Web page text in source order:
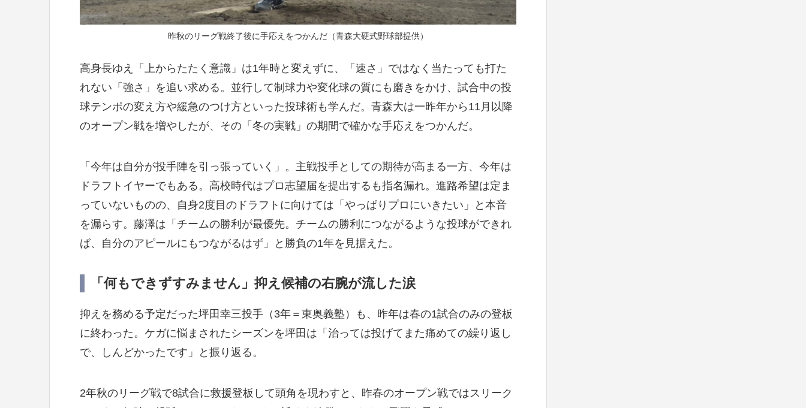
昨秋のリーグ戦終了後に手応えをつかんだ（青森大硬式野球部提供）
高身長ゆえ「上からたたく意識」は1年時と変えずに、「速さ」ではなく当たっても打た
れない「強さ」を追い求める。並行して制球力や変化球の質にも磨きをかけ、試合中の投
球テンポの変え方や緩急のつけ方といった投球術も学んだ。青森大は一昨年から11月以降
のオープン戦を増やしたが、その「冬の実戦」の期間で確かな手応えをつかんだ。
「今年は自分が投手陣を引っ張っていく」。主戦投手としての期待が高まる一方、今年は
ドラフトイヤーでもある。高校時代はプロ志望届を提出するも指名漏れ。進路希望は定ま
っていないものの、自身2度目のドラフトに向けては「やっぱりプロにいきたい」と本音
を漏らす。藤澤は「チームの勝利が最優先。チームの勝利につながるような投球ができれ
ば、自分のアピールにもつながるはず」と勝負の1年を見据えた。
「何もできずすみません」抑え候補の右腕が流した涙
抑えを務める予定だった坪田幸三投手（3年＝東奥義塾）も、昨年は春の1試合のみの登板
に終わった。ケガに悩まされたシーズンを坪田は「治っては投げてまた痛めての繰り返し
で、しんどかったです」と振り返る。
2年秋のリーグ戦で8試合に救援登板して頭角を現わすと、昨春のオープン戦ではスリーク